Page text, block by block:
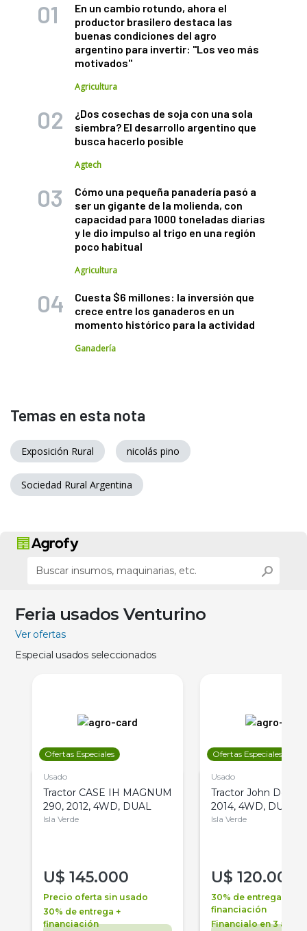
En un cambio rotundo, ahora el
productor brasilero destaca las
buenas condiciones del agro
argentino para invertir: "Los veo más
motivados"
Agricultura
¿Dos cosechas de soja con una sola
siembra? El desarrollo argentino que
busca hacerlo posible
Agtech
Cómo una pequeña panadería pasó a
ser un gigante de la molienda, con
capacidad para 1000 toneladas diarias
y le dio impulso al trigo en una región
poco habitual
Agricultura
Cuesta $6 millones: la inversión que
crece entre los ganaderos en un
momento histórico para la actividad
Ganadería
Temas en esta nota
Exposición Rural nicolás pino
Sociedad Rural Argentina
Feria usados Venturino
Ver ofertas
Especial usados seleccionados
Ofertas Especiales
Usado
Tractor CASE IH MAGNUM
290, 2012, 4WD, DUAL
Isla Verde
U$ 145.000
Precio oferta sin usado
30% de entrega +
financiación
Ofertas Especiales
Usado
Tractor John Deere
2014, 4WD, DUAL
Isla Verde
U$ 120.000
30% de entrega +
financiación
Financialo en 3 años